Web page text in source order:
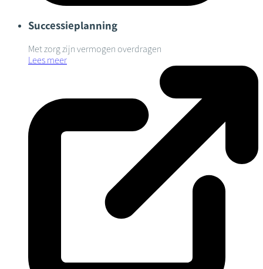
Successieplanning
Met zorg zijn vermogen overdragen
Lees meer